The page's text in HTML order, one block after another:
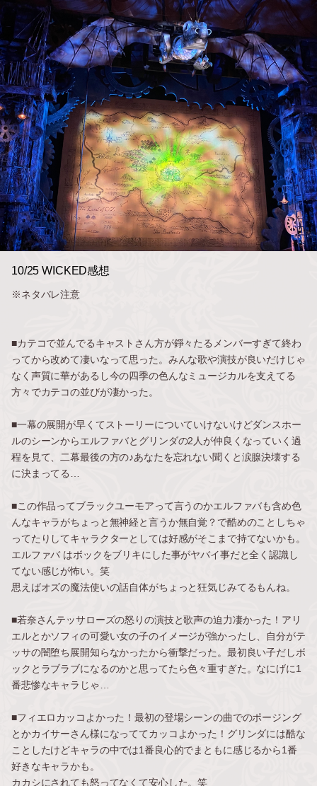
10/25 WICKED感想
※ネタバレ注意
■カテコで並んでるキャストさん方が錚々たるメンバーすぎて終わ
ってから改めて凄いなって思った。みんな歌や演技が良いだけじゃ
なく声質に華があるし今の四季の色んなミュージカルを支えてる
方々でカテコの並びが凄かった。
■一幕の展開が早くてストーリーについていけないけどダンスホー
ルのシーンからエルファバとグリンダの2人が仲良くなっていく過
程を見て、二幕最後の方の♪あなたを忘れない聞くと涙腺決壊する
に決まってる…
■この作品ってブラックユーモアって言うのかエルファバも含め色
んなキャラがちょっと無神経と言うか無自覚？で酷めのことしちゃ
ってたりしてキャラクターとしては好感がそこまで持てないかも。
エルファバ はボックをブリキにした事がヤバイ事だと全く認識し
てない感じが怖い。笑
思えばオズの魔法使いの話自体がちょっと狂気じみてるもんね。
■若奈さんテッサローズの怒りの演技と歌声の迫力凄かった！アリ
エルとかソフィの可愛い女の子のイメージが強かったし、自分がテ
ッサの闇堕ち展開知らなかったから衝撃だった。最初良い子だしボ
ックとラブラブになるのかと思ってたら色々重すぎた。なにげに1
番悲惨なキャラじゃ…
■フィエロカッコよかった！最初の登場シーンの曲でのポージング
とかカイサーさん様になっててカッコよかった！グリンダには酷な
ことしたけどキャラの中では1番良心的でまともに感じるから1番
好きなキャラかも。
カカシにされても怒ってなくて安心した。笑